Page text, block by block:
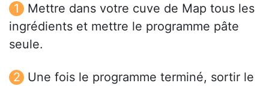
Mettre dans votre cuve de Map tous les
ingrédients et mettre le programme pâte
seule.
Une fois le programme terminé, sortir le